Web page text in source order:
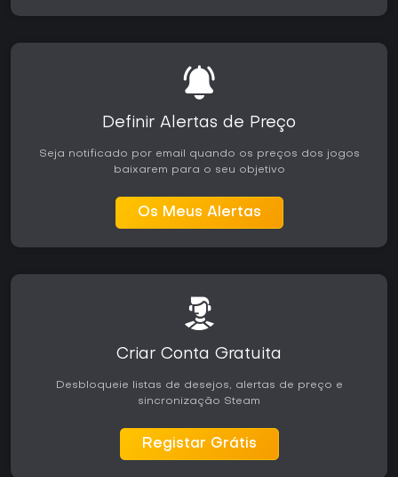
Definir Alertas de Preço
Seja notificado por email quando os preços dos jogos
baixarem para o seu objetivo
Os Meus Alertas
Criar Conta Gratuita
Desbloqueie listas de desejos, alertas de preço e
sincronização Steam
Registar Grátis